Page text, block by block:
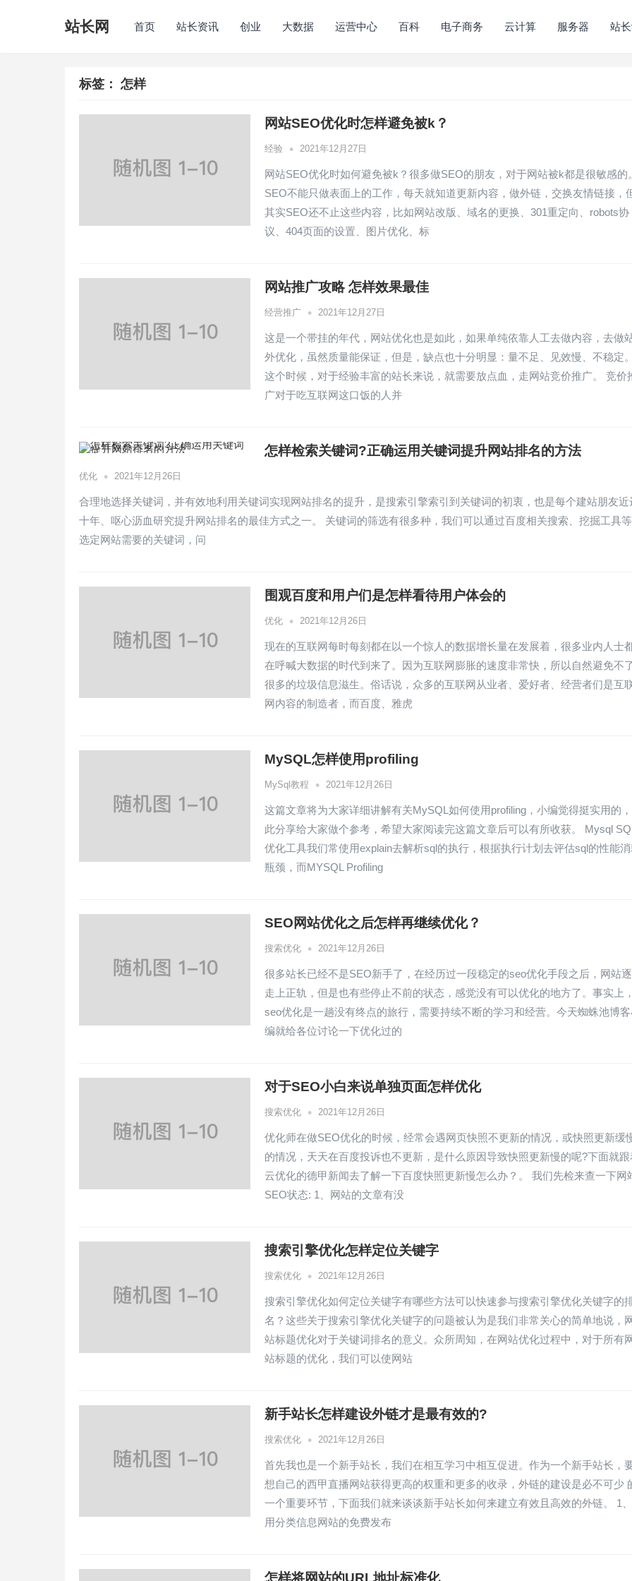
站长网 首页 站长资讯 创业 大数据 运营中心 百科 电子商务 云计算 服务器 站
标签： 怎样
网站SEO优化时怎样避免被k？
经验 • 2021年12月27日
网站SEO优化时如何避免被k？很多做SEO的朋友，对于网站被k都是很敏感的。
SEO不能只做表面上的工作，每天就知道更新内容，做外链，交换友情链接，
其实SEO还不止这些内容，比如网站改版、域名的更换、301重定向、robots协
议、404页面的设置、图片优化、标
网站推广攻略 怎样效果最佳
经营推广 • 2021年12月27日
这是一个带挂的年代，网站优化也是如此，如果单纯依靠人工去做内容，去做
外优化，虽然质量能保证，但是，缺点也十分明显：量不足、见效慢、不稳定。
这个时候，对于经验丰富的站长来说，就需要放点血，走网站竞价推广。 竞价
广对于吃互联网这口饭的人并
怎样检索关键词?正确运用关键词提升网站排名的方法
优化 • 2021年12月26日
合理地选择关键词，并有效地利用关键词实现网站排名的提升，是搜索引擎索引到关键词的初衷，也是每个建站朋友近
十年、呕心沥血研究提升网站排名的最佳方式之一。 关键词的筛选有很多种，我们可以通过百度相关搜索、挖掘工具
选定网站需要的关键词，问
围观百度和用户们是怎样看待用户体会的
优化 • 2021年12月26日
现在的互联网每时每刻都在以一个惊人的数据增长量在发展着，很多业内人士
在呼喊大数据的时代到来了。因为互联网膨胀的速度非常快，所以自然避免不
很多的垃圾信息滋生。俗话说，众多的互联网从业者、爱好者、经营者们是互
网内容的制造者，而百度、雅虎
MySQL怎样使用profiling
MySql教程 • 2021年12月26日
这篇文章将为大家详细讲解有关MySQL如何使用profiling，小编觉得挺实用的
此分享给大家做个参考，希望大家阅读完这篇文章后可以有所收获。 Mysql
优化工具我们常使用explain去解析sql的执行，根据执行计划去评估sql的性能消
瓶颈，而MYSQL Profiling
SEO网站优化之后怎样再继续优化？
搜索优化 • 2021年12月26日
很多站长已经不是SEO新手了，在经历过一段稳定的seo优化手段之后，网站
走上正轨，但是也有些停止不前的状态，感觉没有可以优化的地方了。事实上，
seo优化是一趟没有终点的旅行，需要持续不断的学习和经营。今天蜘蛛池博
编就给各位讨论一下优化过的
对于SEO小白来说单独页面怎样优化
搜索优化 • 2021年12月26日
优化师在做SEO优化的时候，经常会遇网页快照不更新的情况，或快照更新缓
的情况，天天在百度投诉也不更新，是什么原因导致快照更新慢的呢?下面就跟
云优化的德甲新闻去了解一下百度快照更新慢怎么办？。 我们先检来查一下网
SEO状态: 1、网站的文章有没
搜索引擎优化怎样定位关键字
搜索优化 • 2021年12月26日
搜索引擎优化如何定位关键字有哪些方法可以快速参与搜索引擎优化关键字的
名？这些关于搜索引擎优化关键字的问题被认为是我们非常关心的简单地说，网
站标题优化对于关键词排名的意义。众所周知，在网站优化过程中，对于所有网
站标题的优化，我们可以使网站
新手站长怎样建设外链才是最有效的?
搜索优化 • 2021年12月26日
首先我也是一个新手站长，我们在相互学习中相互促进。作为一个新手站长，
想自己的西甲直播网站获得更高的权重和更多的收录，外链的建设是必不可少
一个重要环节，下面我们就来谈谈新手站长如何来建立有效且高效的外链。 1、
用分类信息网站的免费发布
怎样将网站的URL地址标准化